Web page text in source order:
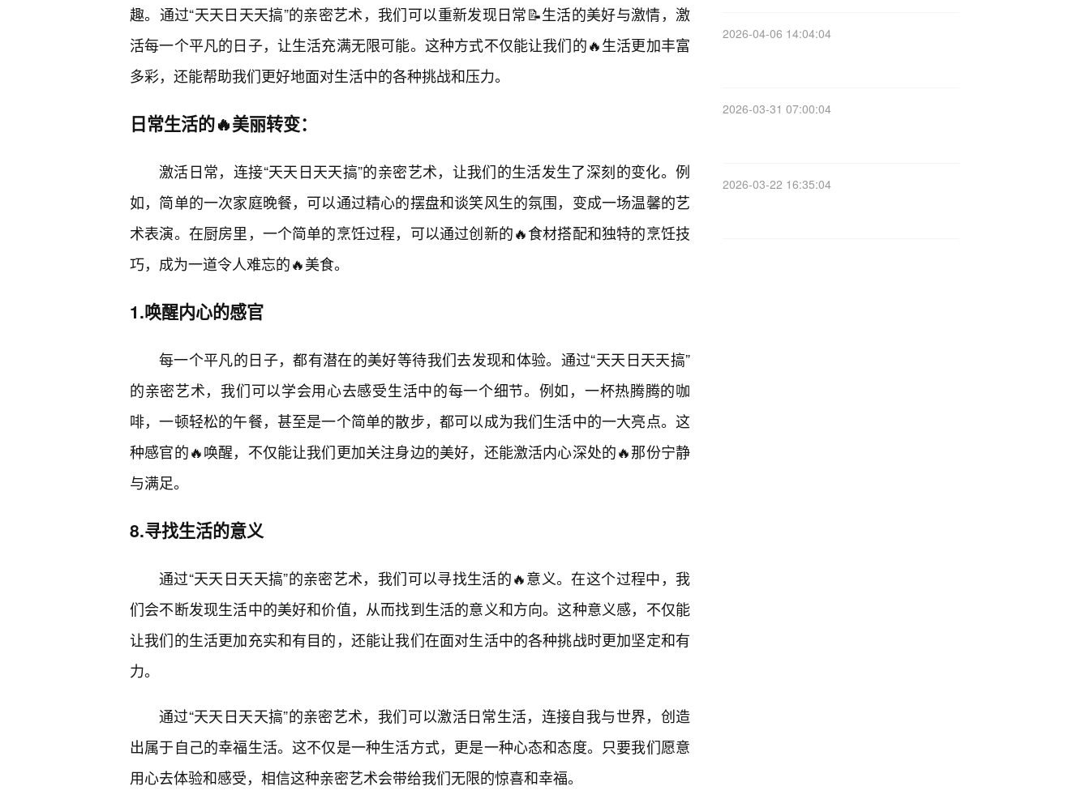
趣。通过“天天日天天搞”的亲密艺术，我们可以重新发现日常📝生活的美好与激情，激
活每一个平凡的日子，让生活充满无限可能。这种方式不仅能让我们的🔥生活更加丰富
多彩，还能帮助我们更好地面对生活中的各种挑战和压力。
日常生活的🔥美丽转变：
激活日常，连接“天天日天天搞”的亲密艺术，让我们的生活发生了深刻的变化。例
如，简单的一次家庭晚餐，可以通过精心的摆盘和谈笑风生的氛围，变成一场温馨的艺
术表演。在厨房里，一个简单的烹饪过程，可以通过创新的🔥食材搭配和独特的烹饪技
巧，成为一道令人难忘的🔥美食。
1.唤醒内心的感官
每一个平凡的日子，都有潜在的美好等待我们去发现和体验。通过“天天日天天搞”
的亲密艺术，我们可以学会用心去感受生活中的每一个细节。例如，一杯热腾腾的咖
啡，一顿轻松的午餐，甚至是一个简单的散步，都可以成为我们生活中的一大亮点。这
种感官的🔥唤醒，不仅能让我们更加关注身边的美好，还能激活内心深处的🔥那份宁静
与满足。
8.寻找生活的意义
通过“天天日天天搞”的亲密艺术，我们可以寻找生活的🔥意义。在这个过程中，我
们会不断发现生活中的美好和价值，从而找到生活的意义和方向。这种意义感，不仅能
让我们的生活更加充实和有目的，还能让我们在面对生活中的各种挑战时更加坚定和有
力。
通过“天天日天天搞”的亲密艺术，我们可以激活日常生活，连接自我与世界，创造
出属于自己的幸福生活。这不仅是一种生活方式，更是一种心态和态度。只要我们愿意
用心去体验和感受，相信这种亲密艺术会带给我们无限的惊喜和幸福。
2026-04-06 14:04:04
2026-03-31 07:00:04
2026-03-22 16:35:04